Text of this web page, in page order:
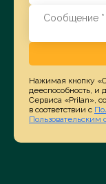
Нажимая кнопку
дееспособность, и
Сервиса «Prilan»,
в соответствии с
Пользовательским